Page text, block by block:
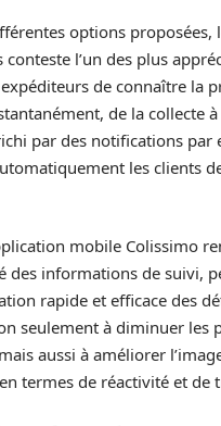
options proposées,
conteste l’un des plus
de connaître la
de la collecte
par des notifications par
les clients
mobile Colissimo
des informations de suivi,
rapide et efficace des
seulement à diminuer les
aussi à améliorer
termes de réactivité et de